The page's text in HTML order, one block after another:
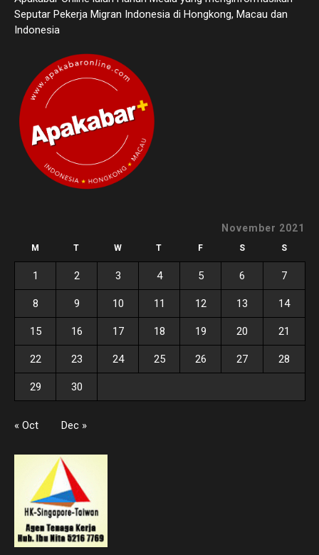
Seputar Pekerja Migran Indonesia di Hongkong, Macau dan
Indonesia
November 2021
M T W T F S S
1 2 3 4 5 6 7
8 9 10 11 12 13 14
15 16 17 18 19 20 21
22 23 24 25 26 27 28
29 30
« Oct Dec »